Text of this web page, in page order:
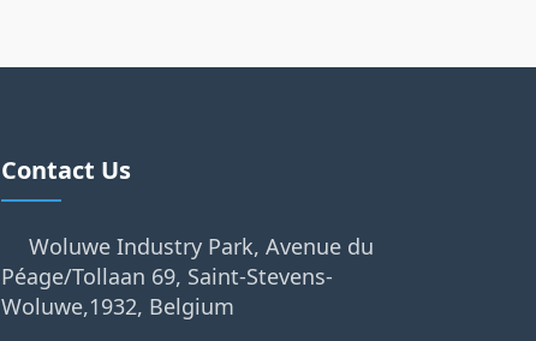
Contact Us
Woluwe Industry Park, Avenue du
Péage/Tollaan 69, Saint-Stevens-
Woluwe,1932, Belgium